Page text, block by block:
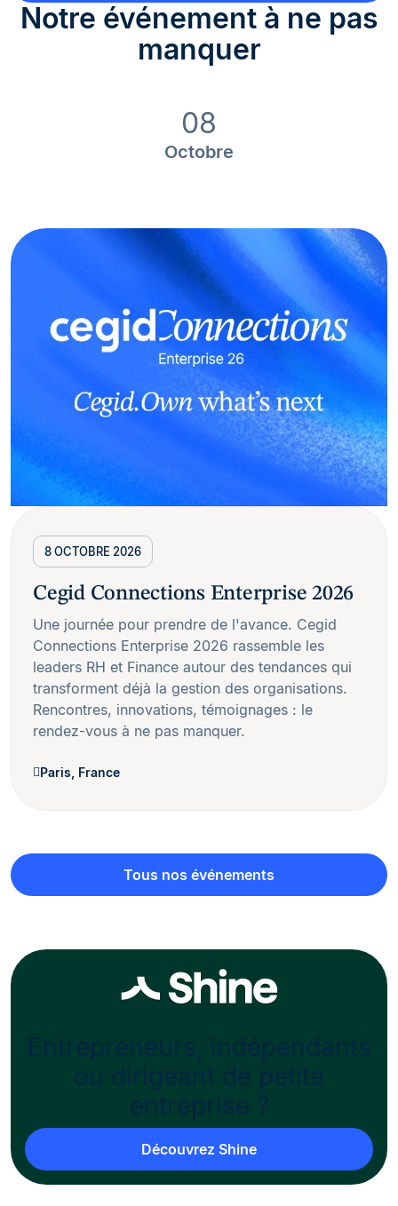
Notre événement à ne pas
manquer
08
Octobre
8 OCTOBRE 2026
Cegid Connections Enterprise 2026
Une journée pour prendre de l'avance. Cegid
Connections Enterprise 2026 rassemble les
leaders RH et Finance autour des tendances qui
transforment déjà la gestion des organisations.
Rencontres, innovations, témoignages : le
rendez-vous à ne pas manquer.
Paris, France
Tous nos événements
Découvrez Shine